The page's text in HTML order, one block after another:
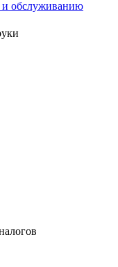
и обслуживанию